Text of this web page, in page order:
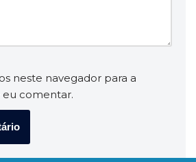
neste navegador para a
eu comentar.